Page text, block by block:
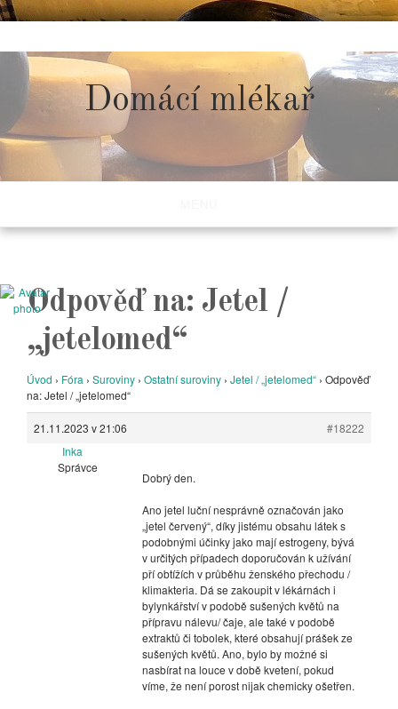
to
content
Domácí mlékař
Odpověď na: Jetel /
„jetelomed“
Úvod › Fóra › Suroviny › Ostatní suroviny › Jetel / „jetelomed“ › Odpověď
na: Jetel / „jetelomed“
21.11.2023 v 21:06
#18222
Inka
Správce
Dobrý den.
Ano jetel luční nesprávně označován jako
„jetel červený“, díky jistému obsahu látek s
podobnými účinky jako mají estrogeny, bývá
v určitých případech doporučován k užívání
pří obtížích v průběhu ženského přechodu /
klimakteria. Dá se zakoupit v lékárnách i
bylynkářství v podobě sušených květů na
přípravu nálevu/ čaje, ale také v podobě
extraktů či tobolek, které obsahují prášek ze
sušených květů. Ano, bylo by možné si
nasbírat na louce v době kvetení, pokud
víme, že není porost nijak chemicky ošetřen.